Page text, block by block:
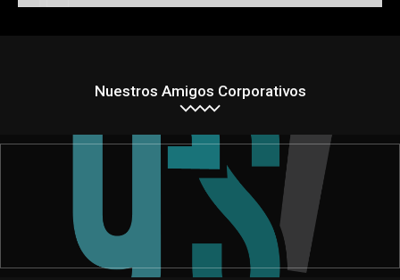
Nuestros Amigos Corporativos